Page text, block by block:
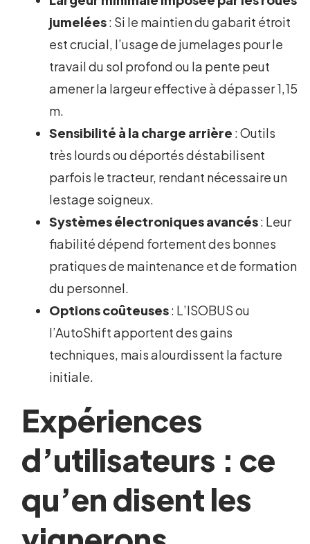
jumelées: Si le maintien du gabarit étroit
est crucial, l’usage de jumelages pour le
travail du sol profond ou la pente peut
amener la largeur effective à dépasser 1,15
m.
Sensibilité à la charge arrière : Outils
très lourds ou déportés déstabilisent
parfois le tracteur, rendant nécessaire un
lestage soigneux.
Systèmes électroniques avancés: Leur
fiabilité dépend fortement des bonnes
pratiques de maintenance et de formation
du personnel.
Options coûteuses: L’ISOBUS ou
l’AutoShift apportent des gains
techniques, mais alourdissent la facture
initiale.
Expériences
d’utilisateurs : ce
qu’en disent les